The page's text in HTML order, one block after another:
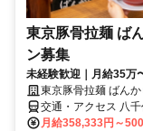
東京豚骨拉麺 ば
ン募集
未経験歓迎｜月給35万
東京豚骨拉麺 ばん
交通・アクセス 八
月給358,333円～